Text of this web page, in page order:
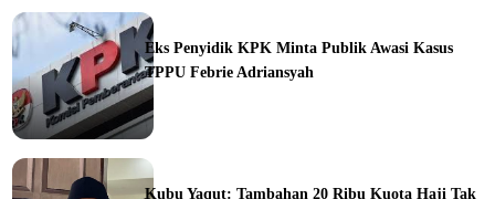
Eks Penyidik KPK Minta Publik Awasi Kasus
TPPU Febrie Adriansyah
Kubu Yaqut: Tambahan 20 Ribu Kuota Haji Tak